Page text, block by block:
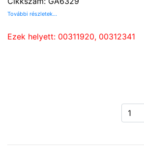
További részletek...
Ezek helyett: 00311920, 00312341